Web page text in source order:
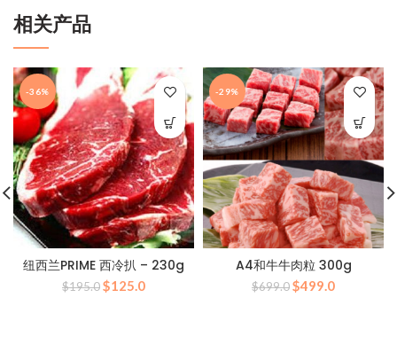
相关产品
-36%
纽西兰PRIME 西冷扒 – 230g
$195.0原
$125.0当
-29%
A4和牛牛肉粒 300g
$699.0原
$499.0当